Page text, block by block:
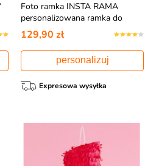
Foto ramka INSTA RAMA
personalizowana ramka do
fotobudki
129,90 zł
personalizuj
Expresowa wysyłka